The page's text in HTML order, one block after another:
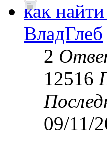
как
ВладГлеб
2
12516
09/11/